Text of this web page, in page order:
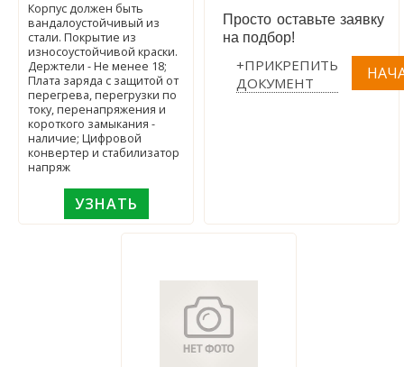
Корпус должен быть
вандалоустойчивый из
стали. Покрытие из
износоустойчивой краски.
Держтели - Не менее 18;
Плата заряда с защитой от
перегрева, перегрузки по
току, перенапряжения и
короткого замыкания -
наличие; Цифровой
конвертер и стабилизатор
напряж
УЗНАТЬ
Просто оставьте заявку
на подбор!
+ПРИКРЕПИТЬ
ДОКУМЕНТ